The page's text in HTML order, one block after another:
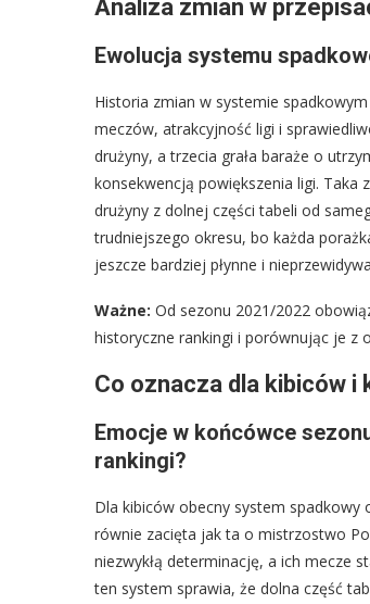
Analiza zmian w
Ewolucja systemu
Historia zmian w systemie
meczów, atrakcyjność ligi i
drużyny, a trzecia grała baraże o
konsekwencją powiększenia ligi. Taka
drużyny z dolnej części tabeli od
trudniejszego okresu, bo każda
jeszcze bardziej płynne i
Ważne: Od sezonu 2021/2022
historyczne rankingi i porównując je z
Co oznacza dla kibiców
Emocje w końcówce
rankingi?
Dla kibiców obecny system
równie zacięta jak ta o mistrzostwo
niezwykłą determinację, a ich mecze
ten system sprawia, że dolna część